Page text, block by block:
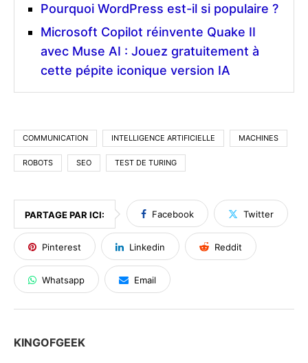
Pourquoi WordPress est-il si populaire ?
Microsoft Copilot réinvente Quake II
avec Muse AI : Jouez gratuitement à
cette pépite iconique version IA
COMMUNICATION INTELLIGENCE ARTIFICIELLE MACHINES
ROBOTS SEO TEST DE TURING
PARTAGE PAR ICI: Facebook Twitter
Pinterest Linkedin Reddit
Whatsapp Email
KINGOFGEEK